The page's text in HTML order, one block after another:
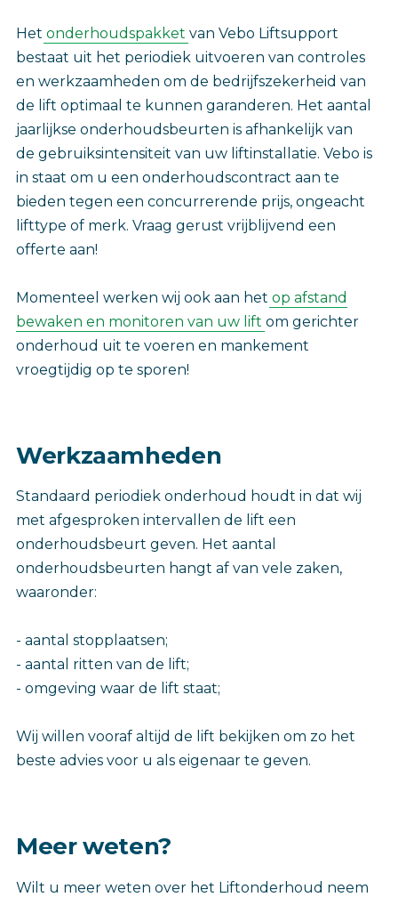
Het onderhoudspakket van Vebo Liftsupport
bestaat uit het periodiek uitvoeren van controles
en werkzaamheden om de bedrijfszekerheid van
de lift optimaal te kunnen garanderen. Het aantal
jaarlijkse onderhoudsbeurten is afhankelijk van
de gebruiksintensiteit van uw liftinstallatie. Vebo is
in staat om u een onderhoudscontract aan te
bieden tegen een concurrerende prijs, ongeacht
lifttype of merk. Vraag gerust vrijblijvend een
offerte aan!
Momenteel werken wij ook aan het op afstand
bewaken en monitoren van uw lift om gerichter
onderhoud uit te voeren en mankement
vroegtijdig op te sporen!
Werkzaamheden
Standaard periodiek onderhoud houdt in dat wij
met afgesproken intervallen de lift een
onderhoudsbeurt geven. Het aantal
onderhoudsbeurten hangt af van vele zaken,
waaronder:
- aantal stopplaatsen;
- aantal ritten van de lift;
- omgeving waar de lift staat;
Wij willen vooraf altijd de lift bekijken om zo het
beste advies voor u als eigenaar te geven.
Meer weten?
Wilt u meer weten over het Liftonderhoud neem